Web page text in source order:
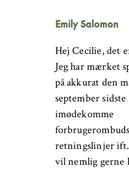
Emily Salomon
Hej Cecilie, det
Jeg har mærket
på akkurat den
september
imødekomme
retningslinjer ift.
vil nemlig gerne